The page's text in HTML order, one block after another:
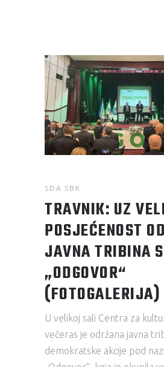
SDA SBK
TRAVNIK: UZ
POSJEĆENOST
JAVNA TRIBINA
„ODGOVOR“
(FOTOGALERIJA)
U velikoj sali Centra za
večeras je održana javna
demokratske akcije pod